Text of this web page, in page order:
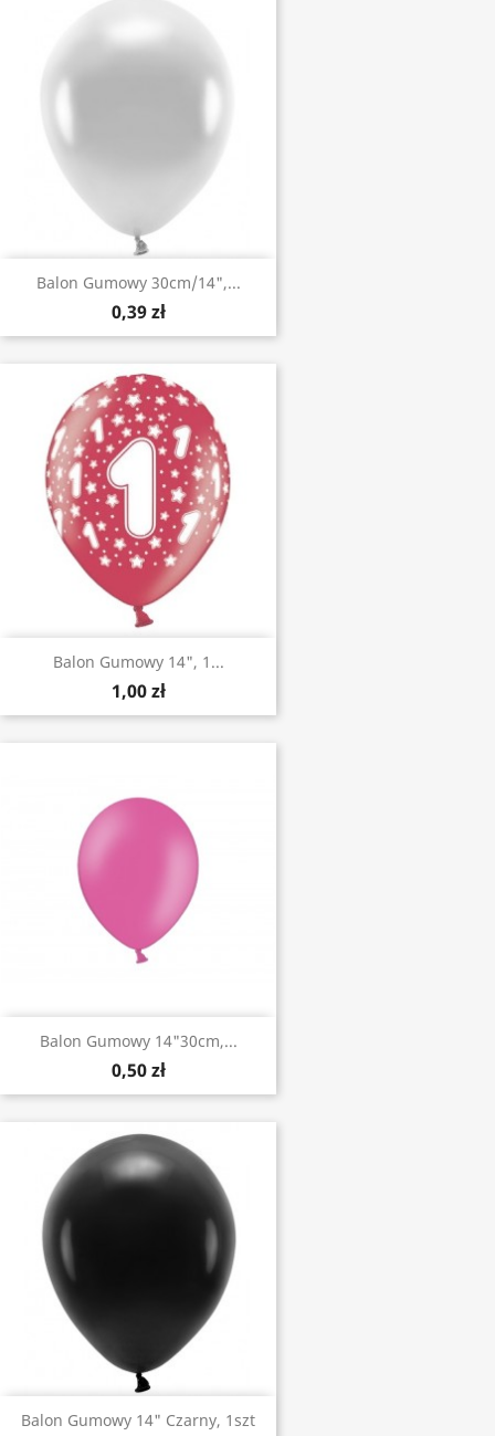
Balon Gumowy 30cm/14",...
0,39 zł
Balon Gumowy 14", 1...
1,00 zł
Balon Gumowy 14"30cm,...
0,50 zł
Balon Gumowy 14" Czarny, 1szt